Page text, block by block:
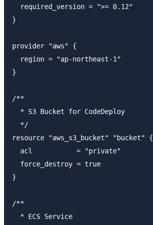
  required_version = ">= 0.12"
}
provider "aws" {
  region = "ap-northeast-1"
}
/**
  * S3 Bucket for CodeDeploy
  */
resource "aws_s3_bucket" "bucket" {
  acl           = "private"
  force_destroy = true
}
/**
  * ECS Service